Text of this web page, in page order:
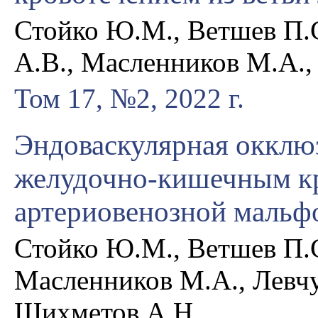
Стойко Ю.М., Ветшев
А.В., Масленников М.А.,
Том 17, №2, 2022 г.
Эндоваскулярная
желудочно-кишечным
артериовенозной
Стойко Ю.М., Ветшев
Масленников М.А.,